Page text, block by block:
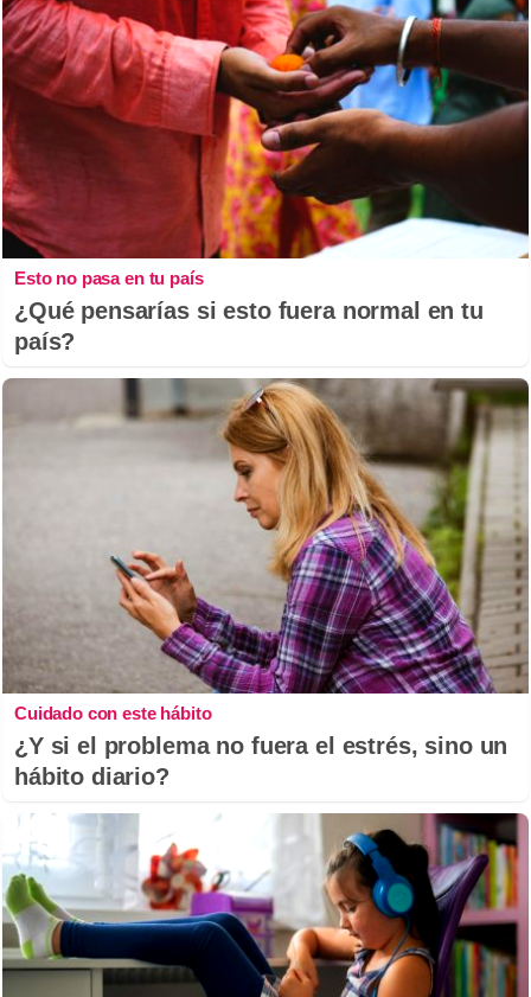
Esto no pasa en tu país
¿Qué pensarías si esto fuera normal en tu
país?
Cuidado con este hábito
¿Y si el problema no fuera el estrés, sino un
hábito diario?